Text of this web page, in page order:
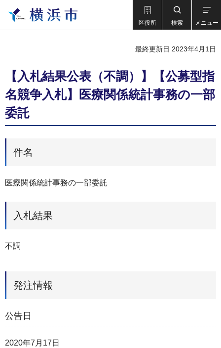
区役所 検索 メニュー
最終更新日 2023年4月1日
【入札結果公表（不調）】【公募型指
名競争入札】医療関係統計事務の一部
委託
件名
医療関係統計事務の一部委託
入札結果
不調
発注情報
公告日
2020年7月17日